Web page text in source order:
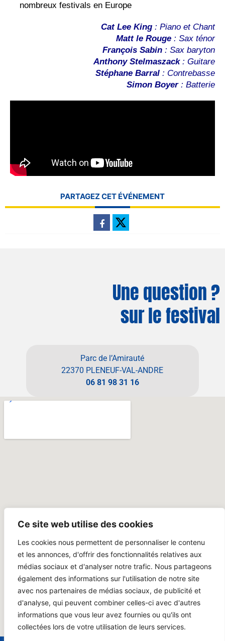
Ce site web utilise des cookies
Les cookies nous permettent de personnaliser le contenu
et les annonces, d'offrir des fonctionnalités relatives aux
médias sociaux et d'analyser notre trafic. Nous partageons
également des informations sur l'utilisation de notre site
avec nos partenaires de médias sociaux, de publicité et
d'analyse, qui peuvent combiner celles-ci avec d'autres
informations que vous leur avez fournies ou qu'ils ont
collectées lors de votre utilisation de leurs services.
nombreux festivals en Europe
Cat Lee King : Piano et Chant
Matt le Rouge : Sax ténor
François Sabin : Sax baryton
Anthony Stelmaszack: Guitare
Stéphane Barral : Contrebasse
Simon Boyer : Batterie
PARTAGEZ CET ÉVÉNEMENT
Une question ?
sur le festival
Parc de l’Amirauté
22370 PLENEUF-VAL-ANDRE
06 81 98 31 16